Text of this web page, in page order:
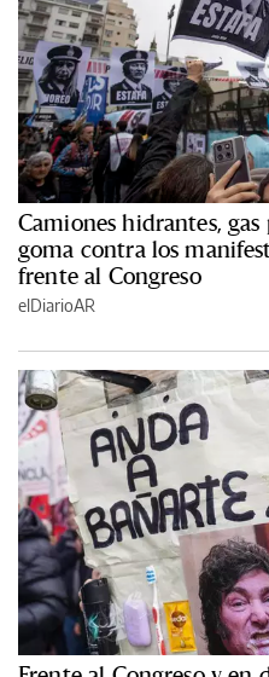
Camiones hidrantes,
goma contra los
frente al Congreso
elDiarioAR